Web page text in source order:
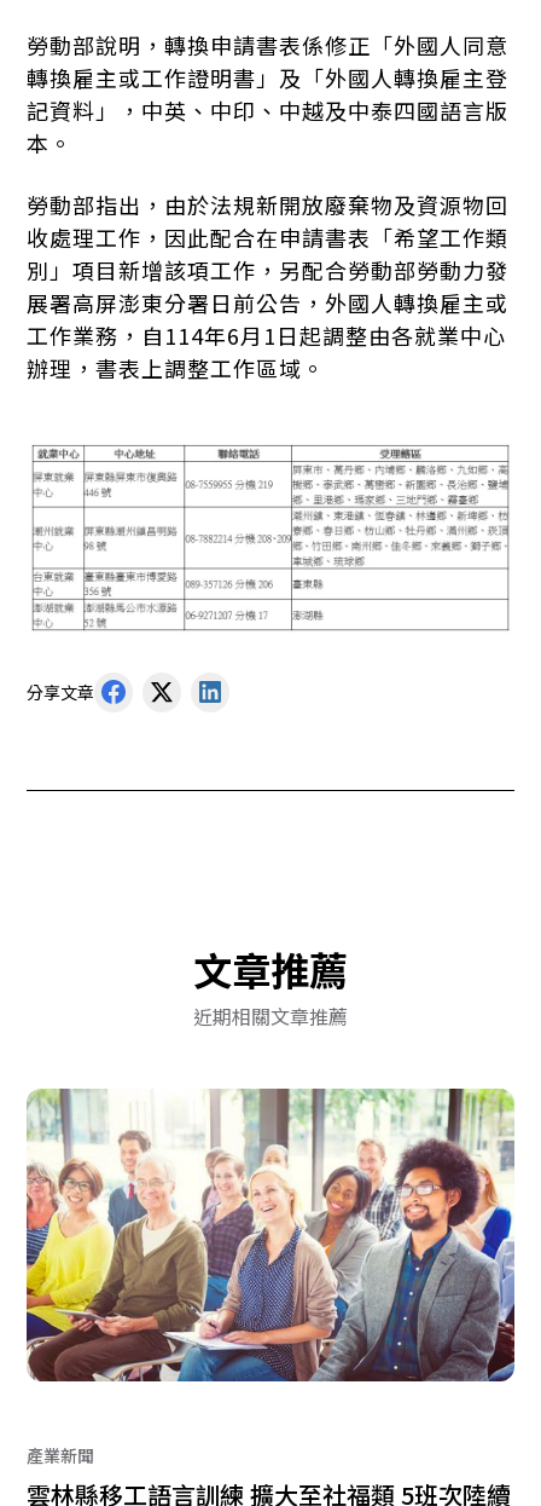
勞動部說明，轉換申請書表係修正「外國人同意
轉換雇主或工作證明書」及「外國人轉換雇主登
記資料」，中英、中印、中越及中泰四國語言版
本。
勞動部指出，由於法規新開放廢棄物及資源物回
收處理工作，因此配合在申請書表「希望工作類
別」項目新增該項工作，另配合勞動部勞動力發
展署高屏澎東分署日前公告，外國人轉換雇主或
工作業務，自114年6月1日起調整由各就業中心
辦理，書表上調整工作區域。
分享文章
文章推薦
近期相關文章推薦
產業新聞
雲林縣移工語言訓練 擴大至社福類 5班次陸續